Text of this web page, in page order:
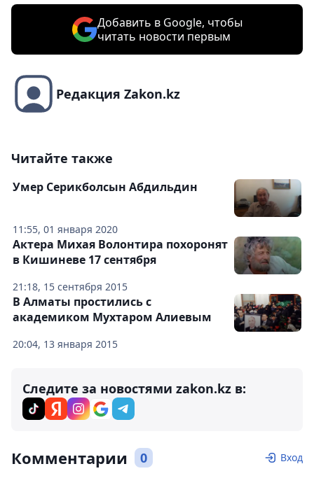
Добавить в Google, чтобы
читать новости первым
Редакция Zakon.kz
Читайте также
11:55, 01 января 2020
Умер Серикболсын Абдильдин
21:18, 15 сентября 2015
Актера Михая Волонтира похоронят
в Кишиневе 17 сентября
20:04, 13 января 2015
В Алматы простились с
академиком Мухтаром Алиевым
Следите за новостями zakon.kz в:
Комментарии 0 Вход